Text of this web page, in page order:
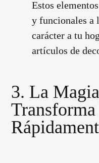
Estos
y funcionales a
carácter a tu
artículos de
3. La